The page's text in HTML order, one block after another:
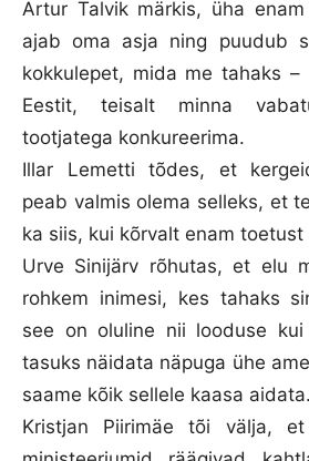
Artur Talvik märkis, üha
ajab oma asja ning puudub
kokkulepet, mida me tahaks
Eestit, teisalt minna
tootjatega konkureerima.
Illar Lemetti tõdes, et
peab valmis olema selleks, et
ka siis, kui kõrvalt enam toetust
Urve Sinijärv rõhutas, et elu
rohkem inimesi, kes tahaks
see on oluline nii looduse kui
tasuks näidata näpuga ühe
saame kõik sellele kaasa
Kristjan Piirimäe tõi välja,